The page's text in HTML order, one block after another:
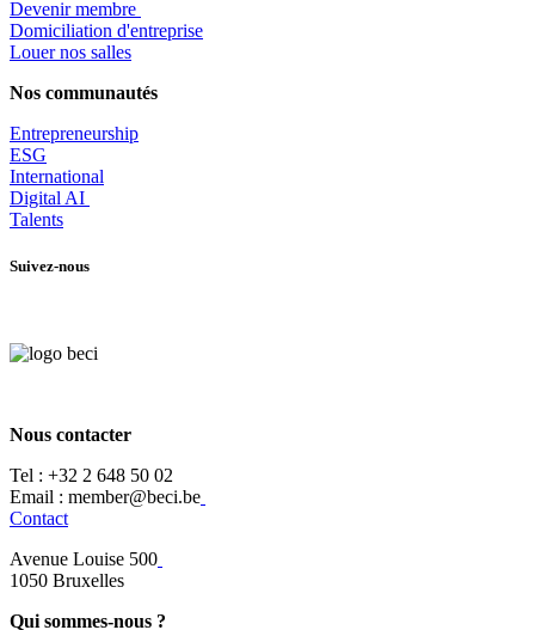
Devenir membre
​Domiciliation d'entreprise
Louer nos salles
Nos communautés
Entrepreneurship
ESG
International
Digital AI
Talents
Suivez-nous
Nous contacter
Tel : +32 2 648 50 02​
​​Email : member@beci.be
Contact
Avenue Louise 500
​1050 Bruxelles
Qui sommes-nous ?